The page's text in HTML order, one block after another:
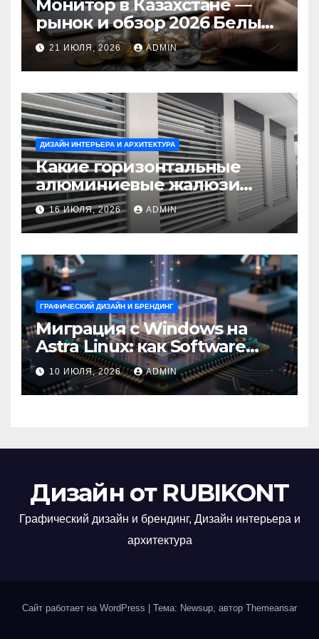
Монитор в Казахстане —
рынок и обзор 2026 Белый
Ветер Shop.kz
21 ИЮЛЯ, 2026 ADMIN
ДИЗАЙН ИНТЕРЬЕРА И АРХИТЕКТУРА
Какие горизонтальные
алюминиевые жалюзи
выбрать для окон?
16 ИЮЛЯ, 2026 ADMIN
ГРАФИЧЕСКИЙ ДИЗАЙН И БРЕНДИНГ
Миграция с Windows на
Astra Linux: как Software
Group успешно перешла на
отечественную ОС
10 ИЮЛЯ, 2026 ADMIN
Дизайн от RUBIKONT
Графический дизайн и брендинг, Дизайн интерьера и
архитектура
Сайт работает на WordPress Тема: Newsup, автор Themeansar